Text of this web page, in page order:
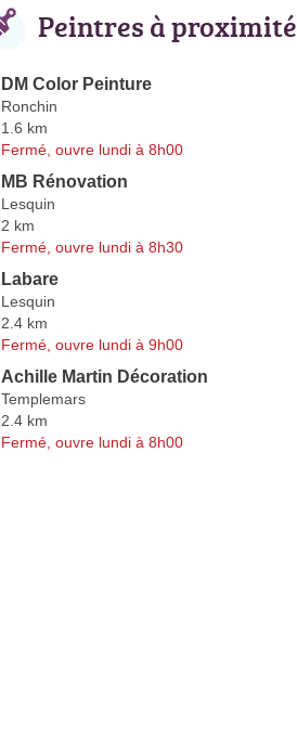
Peintres à proximité
DM Color Peinture
Ronchin
1.6 km
Fermé, ouvre lundi à 8h00
MB Rénovation
Lesquin
2 km
Fermé, ouvre lundi à 8h30
Labare
Lesquin
2.4 km
Fermé, ouvre lundi à 9h00
Achille Martin Décoration
Templemars
2.4 km
Fermé, ouvre lundi à 8h00